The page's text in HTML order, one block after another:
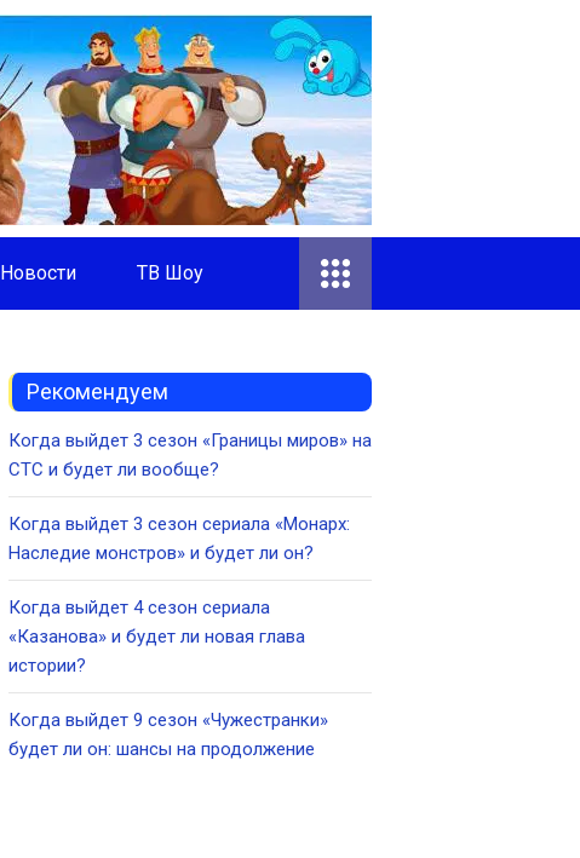
Новости ТВ Шоу
Рекомендуем
Когда выйдет 3 сезон «Границы миров» на
СТС и будет ли вообще?
Когда выйдет 3 сезон сериала «Монарх:
Наследие монстров» и будет ли он?
Когда выйдет 4 сезон сериала
«Казанова» и будет ли новая глава
истории?
Когда выйдет 9 сезон «Чужестранки»
будет ли он: шансы на продолжение